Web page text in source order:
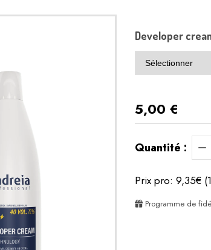
Developer
5,00 €
Quantité :
Prix pro: 9,35€
Programme de